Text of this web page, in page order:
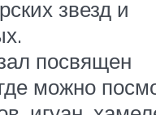
звезд и
посвящен
можно